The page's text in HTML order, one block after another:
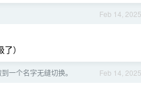
Feb 14, 2025
）
Feb 14, 2025
一个名字无缝切换。